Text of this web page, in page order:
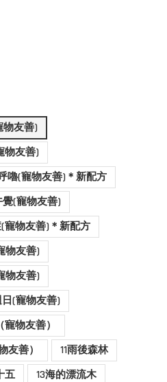
物友善)
物友善)
嚕(寵物友善)＊新配方
(寵物友善)
寵物友善)＊新配方
物友善)
物友善)
(寵物友善)
物友善）
友善）
11雨後森林
五
13海的漂流木